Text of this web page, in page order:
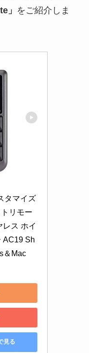
」 をご紹介しま
タマイズ
リモー
レス ホイ
AC19 Sh
＆Mac
見る